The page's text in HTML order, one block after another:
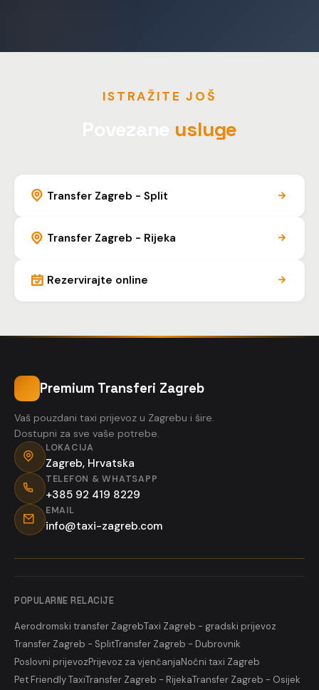
ISTRAŽITE JOŠ
usluge
Transfer Zagreb - Split
Transfer Zagreb - Rijeka
Rezervirajte online
Premium Transferi Zagreb
Vaš pouzdani taxi prijevoz u Zagrebu i šire.
Dostupni za sve vaše potrebe.
LOKACIJA
Zagreb, Hrvatska
TELEFON & WHATSAPP
+385 92 419 8229
EMAIL
info@taxi-zagreb.com
POPULARNE RELACIJE
Aerodromski transfer ZagrebTaxi Zagreb - gradski prijevoz
Transfer Zagreb - SplitTransfer Zagreb - Dubrovnik
Poslovni prijevozPrijevoz za vjenčanjaNoćni taxi Zagreb
Pet Friendly TaxiTransfer Zagreb - RijekaTransfer Zagreb - Osijek